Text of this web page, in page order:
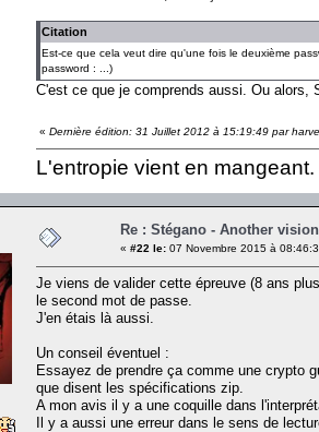
Citation
Est-ce que cela veut dire qu'une fois le deuxième
password : ...)
C'est ce que je comprends aussi. Ou alors,
« Dernière édition: 31 Juillet 2012 à 15:19:49 par
L'entropie vient en mangeant.
Re : Stégano - Another vision
« #22 le: 07 Novembre 2015 à
Je viens de valider cette épreuve (8 ans
le second mot de passe.
J'en étais là aussi.
Un conseil éventuel :
Essayez de prendre ça comme une crypto
que disent les spécifications zip.
A mon avis il y a une coquille dans
Il y a aussi une erreur dans le sens de